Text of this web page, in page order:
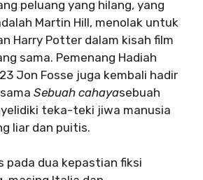
peluang yang hilang, yang
Martin Hill, menolak untuk
Harry Potter dalam kisah film
sama. Pemenang Hadiah
Jon Fosse juga kembali hadir
Sebuah cahayasebuah
teka-teki jiwa manusia
liar dan puitis.
pada dua kepastian fiksi